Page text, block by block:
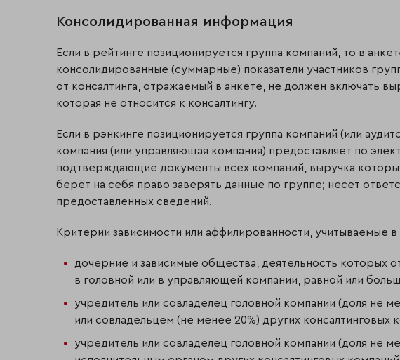
Консолидированная информация
Если в рейтинге позиционируется группа компаний, то в
консолидированные (суммарные) показатели участников
от консалтинга, отражаемый в анкете, не должен включать
которая не относится к консалтингу.
Если в рэнкинге позиционируется группа компаний (или
компания (или управляющая компания) предоставляет по
подтверждающие документы всех компаний, выручка
берёт на себя право заверять данные по группе; несёт
предоставленных сведений.
Критерии зависимости или аффилированности, учитываемые в
дочерние и зависимые общества, деятельность которых
в головной или в управляющей компании, равной или
учредитель или совладелец головной компании (доля не
или совладельцем (не менее 20%) других консалтинговых
учредитель или совладелец головной компании (доля не